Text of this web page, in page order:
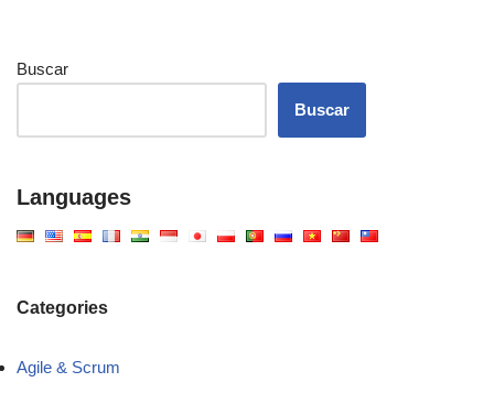
Buscar
Buscar
Languages
Categories
Agile & Scrum